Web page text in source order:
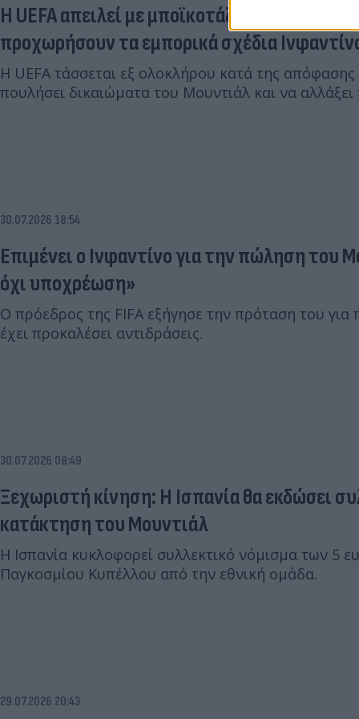
H UEFA απειλεί με μποϊκοτάζ τις
προχωρήσουν τα εμπορικά σχέδια
Η UEFA τάσσεται εξ ολοκλήρου κατά της απόφασης
πουλήσει δικαιώματα του Μουντιάλ και να
30.07.2026 18:54
Επιμένει ο Ινφαντίνο για την πώληση του
όχι υποχρέωση»
Ο πρόεδρος της FIFA εξήγησε την πρόταση του
έχει προκαλέσει αντιδράσεις.
30.07.2026 08:49
Ξεχωριστή κίνηση: Η Ισπανία θα εκδώσει
κατάκτηση του Μουντιάλ
Η Ισπανία κυκλοφορεί συλλεκτικό νόμισμα των 5
Παγκοσμίου Κυπέλλου από την εθνική ομάδα.
29.07.2026 20:43